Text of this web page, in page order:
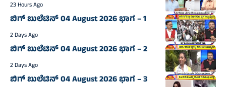
23 Hours Ago
ಬಿಗ್‌ ಬುಲೆಟಿನ್‌ 04 August 2026 ಭಾಗ – 1
2 Days Ago
ಬಿಗ್‌ ಬುಲೆಟಿನ್‌ 04 August 2026 ಭಾಗ – 2
2 Days Ago
ಬಿಗ್‌ ಬುಲೆಟಿನ್‌ 04 August 2026 ಭಾಗ – 3